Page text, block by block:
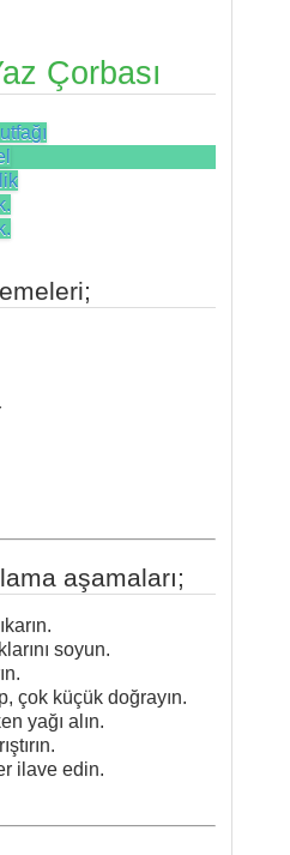
Çorbası
aşamaları;
soyun.
çok küçük doğrayın.
yağı alın.
ilave edin.